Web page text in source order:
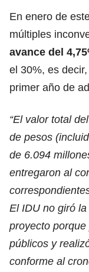
En enero de
múltiples
avance del
el 30%, es
primer año de
“El valor total
de pesos
de 6.094
entregaron al
El IDU no giró
proyecto
públicos y
conforme al